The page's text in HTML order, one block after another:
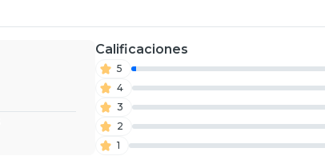
Calificaciones
5
4
3
2
1